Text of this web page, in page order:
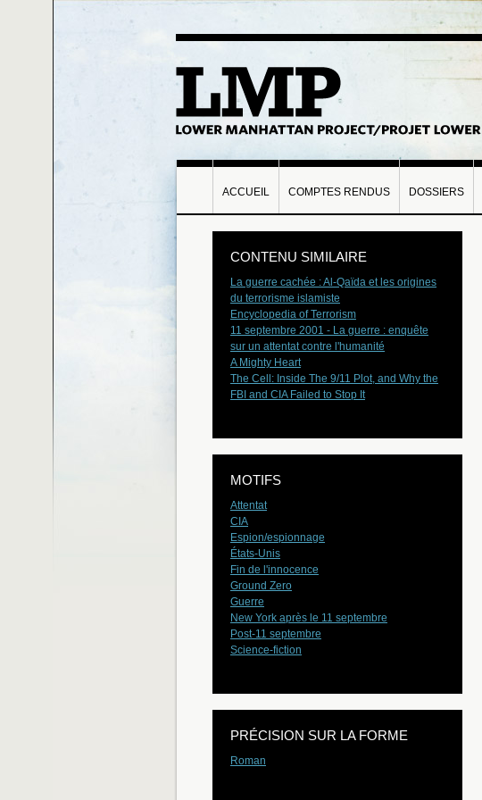
ACCUEIL COMPTES RENDUS DOSSIERS
CONTENU SIMILAIRE
La guerre cachée : Al-Qaïda et les origines
du terrorisme islamiste
Encyclopedia of Terrorism
11 septembre 2001 - La guerre : enquête
sur un attentat contre l'humanité
A Mighty Heart
The Cell: Inside The 9/11 Plot, and Why the
FBI and CIA Failed to Stop It
MOTIFS
Attentat
CIA
Espion/espionnage
États-Unis
Fin de l'innocence
Ground Zero
Guerre
New York après le 11 septembre
Post-11 septembre
Science-fiction
PRÉCISION SUR LA FORME
Roman